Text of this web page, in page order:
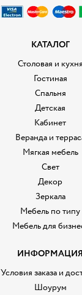
КАТАЛОГ
Столовая и кухня
Гостиная
Спальня
Детская
Кабинет
Веранда и
Мягкая мебель
Свет
Декор
Зеркала
Мебель по типу
Мебель для
ИНФОРМАЦИЯ
Условия заказа и
Шоурум